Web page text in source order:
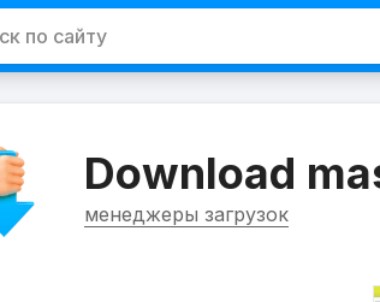
Download
менеджеры загрузок